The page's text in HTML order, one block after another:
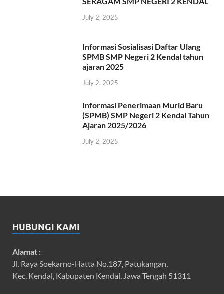
July 2, 2025
Informasi Sosialisasi Daftar Ulang
SPMB SMP Negeri 2 Kendal tahun
ajaran 2025
July 2, 2025
Informasi Penerimaan Murid Baru
(SPMB) SMP Negeri 2 Kendal Tahun
Ajaran 2025/2026
July 2, 2025
HUBUNGI KAMI
Alamat :
Jl. Raya Soekarno-Hatta No.187, Patukangan,
Kec. Kendal, Kabupaten Kendal, Jawa Tengah 51311